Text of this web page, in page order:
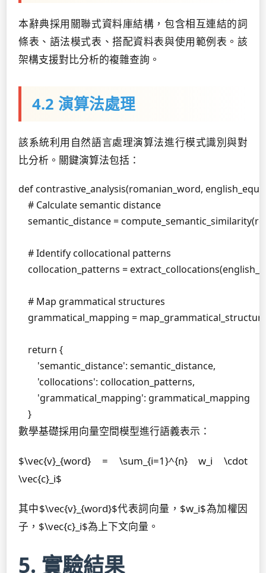
本辭典採用關聯式資料庫結構，包含相互連結的詞
條表、語法模式表、搭配資料表與使用範例表。該
架構支援對比分析的複雜查詢。
4.2 演算法處理
該系統利用自然語言處理演算法進行模式識別與對
比分析。關鍵演算法包括：
def contrastive_analysis(romanian_word,
    # Calculate semantic distance
semantic_distance =
    # Identify collocational patterns
collocation_patterns =
    # Map grammatical structures
grammatical_mapping =
    return {
        'semantic_distance': semantic_distance,
        'collocations': collocation_patterns,
        'grammatical_mapping': grammatical_mapping
    }
數學基礎採用向量空間模型進行語義表示：
$\vec{v}_{word} = \sum_{i=1}^{n} w_i \cdot
\vec{c}_i$
其中$\vec{v}_{word}$代表詞向量，$w_i$為加權因
子，$\vec{c}_i$為上下文向量。
5. 實驗結果